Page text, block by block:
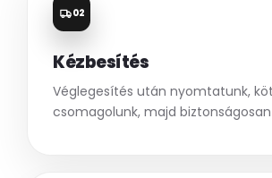
02
Kézbesítés
Véglegesítés után nyomtatunk,
csomagolunk, majd biztonságosan